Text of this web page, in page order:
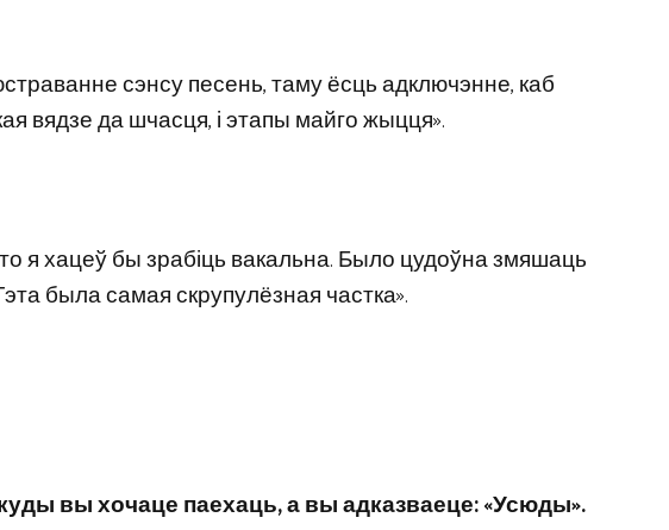
сэнсу песень, таму ёсць адключэнне, каб
вядзе да шчасця, і этапы майго жыцця».
я хацеў бы зрабіць вакальна. Было цудоўна змяшаць
была самая скрупулёзная частка».
вы хочаце паехаць, а вы адказваеце: «Усюды».